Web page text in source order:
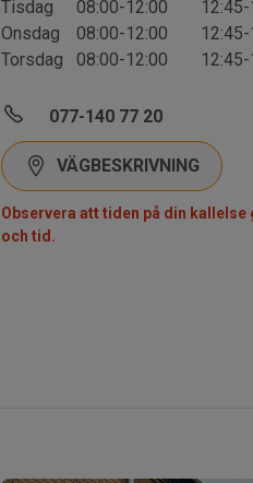
Tisdag
08:00-12:00
Onsdag
08:00-12:00
Torsdag
08:00-12:00
077-140 77 20
VÄGBESKRIVNING
Observera att tiden på din
och tid.